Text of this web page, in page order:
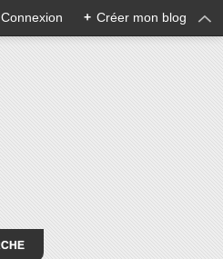
Connexion + Créer mon blog